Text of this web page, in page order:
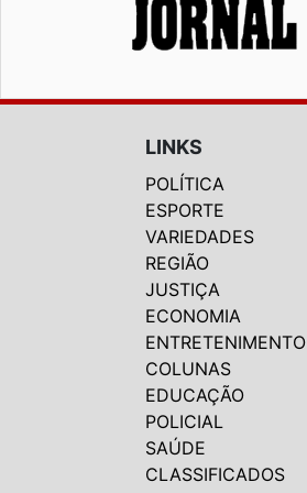
LINKS
POLÍTICA
ESPORTE
VARIEDADES
REGIÃO
JUSTIÇA
ECONOMIA
ENTRETENIMENTO
COLUNAS
EDUCAÇÃO
POLICIAL
SAÚDE
CLASSIFICADOS